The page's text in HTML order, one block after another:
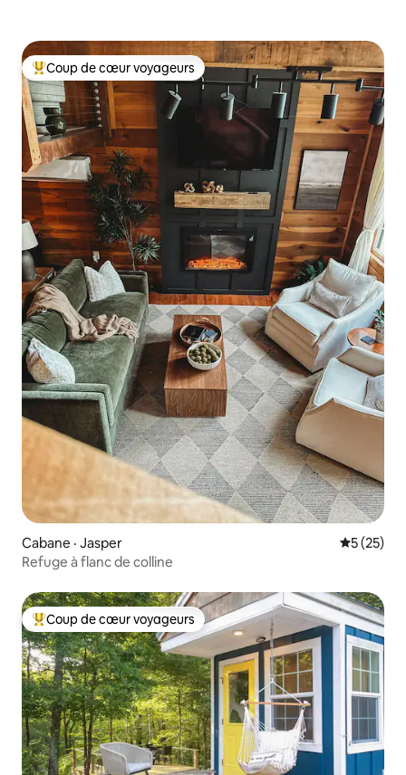
Coup de cœur voyageurs parmi les plus aimés
Coup de cœur voyageurs
Cabane · Jasper Note
5 (25)
Refuge à flanc de colline
Coup de cœur voyageurs parmi les plus aimés
Coup de cœur voyageurs